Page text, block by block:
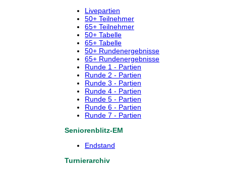
Livepartien
50+ Teilnehmer
65+ Teilnehmer
50+ Tabelle
65+ Tabelle
50+ Rundenergebnisse
65+ Rundenergebnisse
Runde 1 - Partien
Runde 2 - Partien
Runde 3 - Partien
Runde 4 - Partien
Runde 5 - Partien
Runde 6 - Partien
Runde 7 - Partien
Seniorenblitz-EM
Endstand
Turnierarchiv